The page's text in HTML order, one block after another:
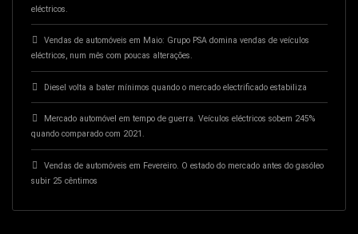
eléctricos.
Vendas de automóveis em Maio: Grupo PSA domina vendas de veículos
eléctricos, num mês com poucas alterações.
Diesel volta a bater mínimos quando o mercado electrificado estabiliza
Mercado automóvel em tempo de guerra. Veículos eléctricos sobem 245%
quando comparado com 2021.
Vendas de automóveis em Fevereiro. O estado do mercado antes do gasóleo
subir 25 cêntimos